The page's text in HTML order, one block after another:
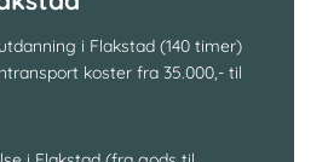
i Flakstad (140 timer)
koster fra 35.000,- til